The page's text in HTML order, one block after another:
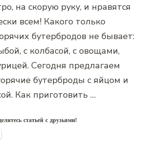
на скорую руку, и нравятся
всем! Какого только
бутербродов не бывает:
с колбасой, с овощами,
Сегодня предлагаем
бутерброды с яйцом и
Как приготовить …
статьей с друзьями!